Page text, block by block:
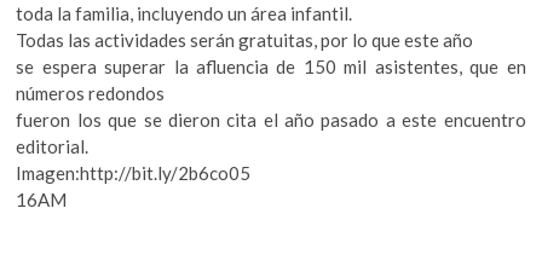
toda la familia, incluyendo un área infantil.
Todas las actividades serán gratuitas, por lo que este año
se espera superar la afluencia de 150 mil asistentes, que en
números redondos
fueron los que se dieron cita el año pasado a este encuentro
editorial.
Imagen:http://bit.ly/2b6co05
16AM